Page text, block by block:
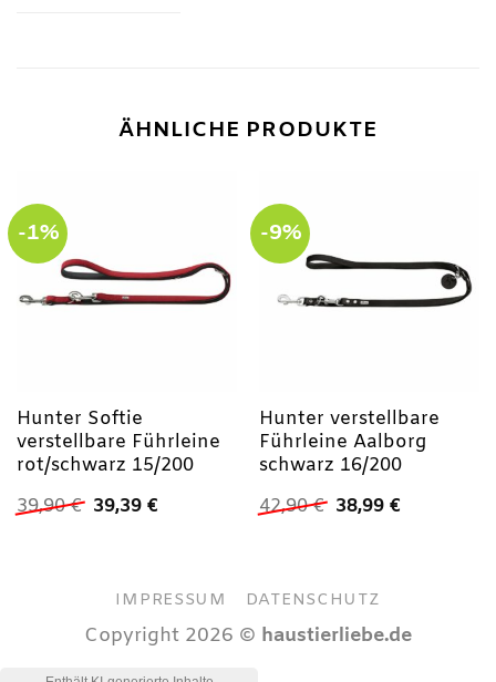
ÄHNLICHE PRODUKTE
-1%
Hunter Softie
verstellbare Führleine
rot/schwarz 15/200
39,90€ Ursprünglicher
39,39 €Aktueller
-9%
Hunter verstellbare
Führleine Aalborg
schwarz 16/200
42,90€ Ursprünglicher
38,99 €Aktueller
IMPRESSUM DATENSCHUTZ
Copyright 2026 © haustierliebe.de